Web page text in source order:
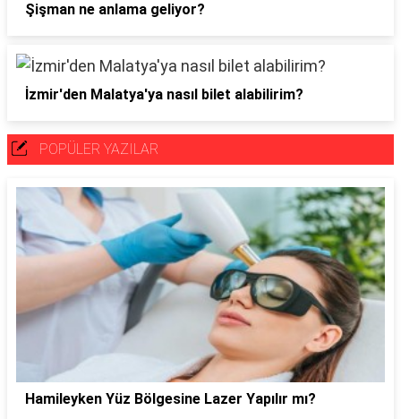
Şişman ne anlama geliyor?
İzmir'den Malatya'ya nasıl bilet alabilirim?
POPÜLER YAZILAR
Hamileyken Yüz Bölgesine Lazer Yapılır mı?